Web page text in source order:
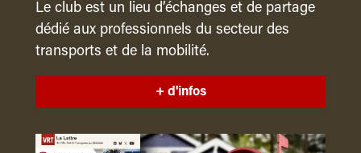
Le club est un lieu d’échanges et de partage
dédié aux professionnels du secteur des
transports et de la mobilité.
+ d'infos